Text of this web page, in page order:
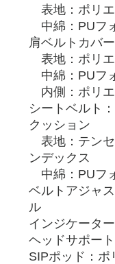
表地：ポリ
中綿：PUフ
肩ベルトカバー
表地：ポリ
中綿：PUフ
内側：ポリ
シートベルト
クッション
表地：テン
ンデックス
中綿：PUフ
ベルトアジャ
ル
インジケータ
ヘッドサポー
SIPポッド：ポ